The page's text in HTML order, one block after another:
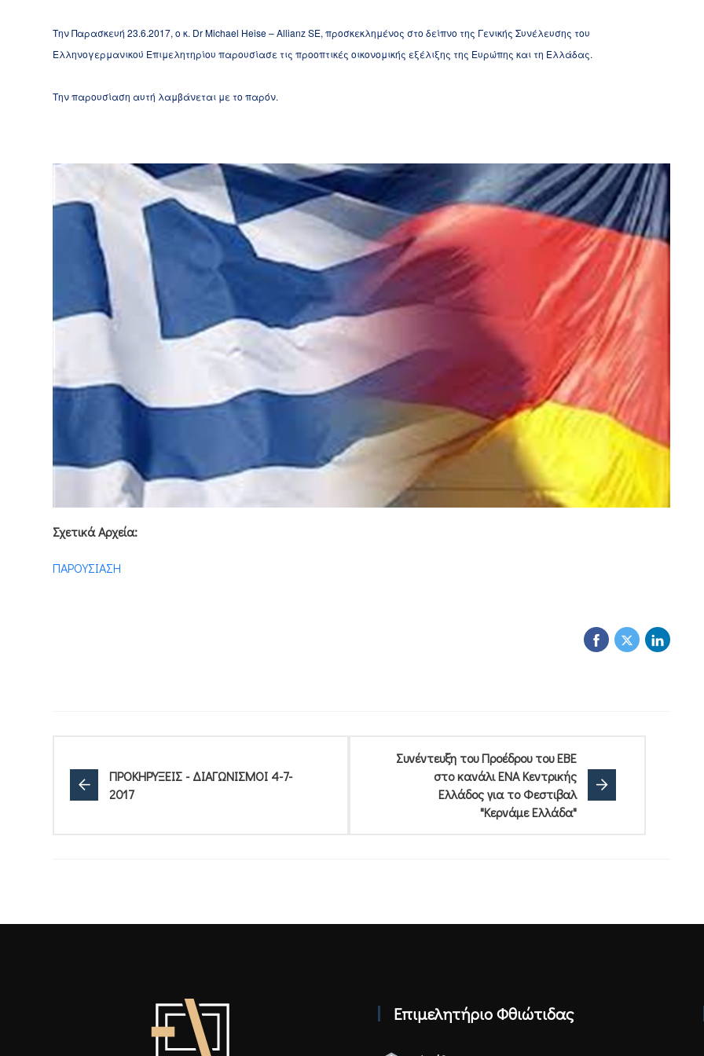
Την Παρασκευή 23.6.2017, ο κ. DrMichael Heise – Allianz SE, προσκεκλημένος στο δείπνο της Γενικής Συνέλευσης του
Ελληνογερμανικού Επιμελητηρίου παρουσίασε τις προοπτικές οικονομικής εξέλιξης της Ευρώπης και τη Ελλάδας.
Την παρουσίαση αυτή λαμβάνεται με το παρόν.
Σχετικά Αρχεία:
ΠΑΡΟΥΣΙΑΣΗ
ΠΡΟΚΗΡΥΞΕΙΣ - ΔΙΑΓΩΝΙΣΜΟΙ 4-7-
2017
Συνέντευξη του Προέδρου του ΕΒΕ
στο κανάλι ΕΝΑ Κεντρικής
Ελλάδος για το Φεστιβαλ
"Κερνάμε Ελλάδα"
Επιμελητήριο Φθιώτιδας